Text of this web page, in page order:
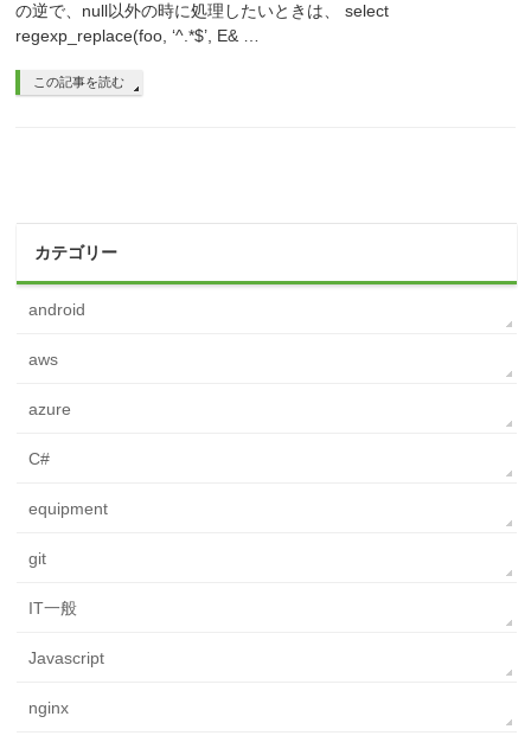
の逆で、null以外の時に処理したいときは、 select
regexp_replace(foo, ‘^.*$’, E& …
この記事を読む
カテゴリー
android
aws
azure
C#
equipment
git
IT一般
Javascript
nginx